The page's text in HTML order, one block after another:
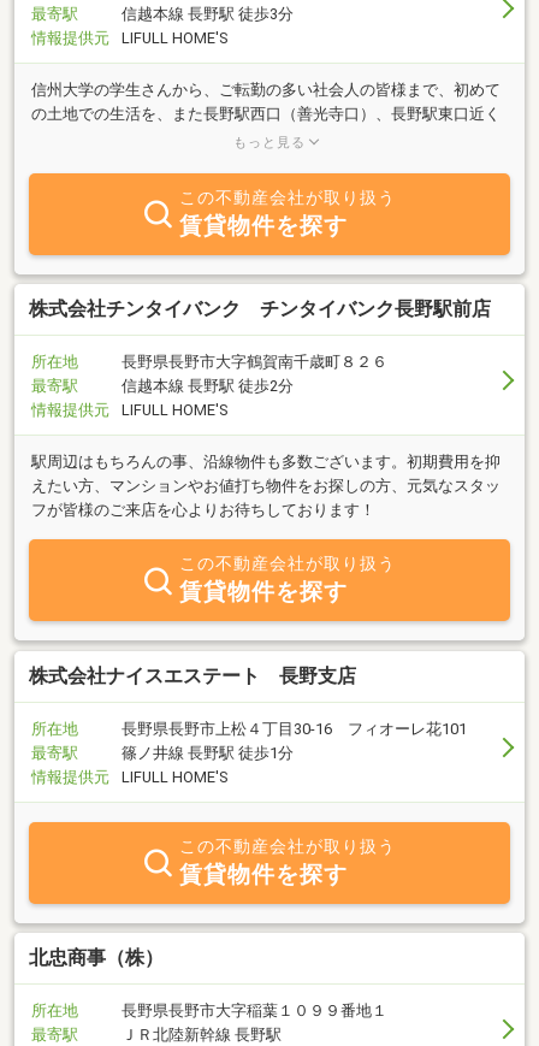
最寄駅
信越本線 長野駅 徒歩3分
情報提供元
LIFULL HOME'S
信州大学の学生さんから、ご転勤の多い社会人の皆様まで、初めて
の土地での生活を、また長野駅西口（善光寺口）、長野駅東口近く
での生活をお考えの皆様に豊富な物件情報を揃えサポート致しま
もっと見る
この不動産会社が取り扱う
賃貸物件を探す
株式会社チンタイバンク チンタイバンク長野駅前店
所在地
長野県長野市大字鶴賀南千歳町８２６
最寄駅
信越本線 長野駅 徒歩2分
情報提供元
LIFULL HOME'S
駅周辺はもちろんの事、沿線物件も多数ございます。初期費用を抑
えたい方、マンションやお値打ち物件をお探しの方、元気なスタッ
フが皆様のご来店を心よりお待ちしております！
この不動産会社が取り扱う
賃貸物件を探す
株式会社ナイスエステート 長野支店
所在地
長野県長野市上松４丁目30‐16 フィオーレ花101
最寄駅
篠ノ井線 長野駅 徒歩1分
情報提供元
LIFULL HOME'S
この不動産会社が取り扱う
賃貸物件を探す
北忠商事（株）
所在地
長野県長野市大字稲葉１０９９番地１
最寄駅
ＪＲ北陸新幹線 長野駅